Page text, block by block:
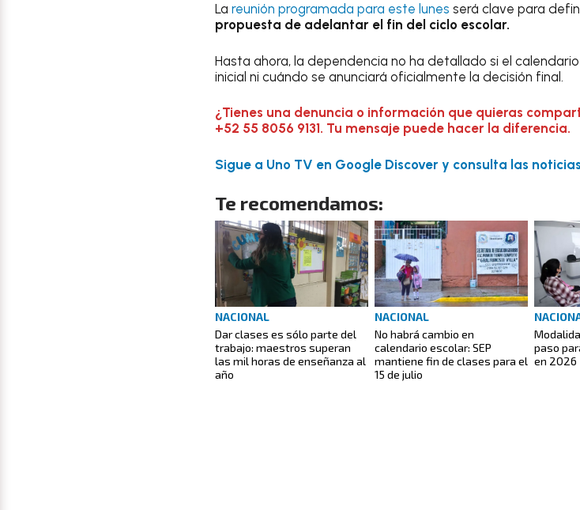
La reunión programada para este lunes será clave para
propuesta de adelantar el fin del ciclo escolar.
Hasta ahora, la dependencia no ha detallado si el
inicial ni cuándo se anunciará oficialmente la decisión final.
¿Tienes una denuncia o información que quieras
+52 55 8056 9131. Tu mensaje puede hacer la diferencia.
Sigue a Uno TV en Google Discover y consulta las
Te recomendamos:
NACIONAL
Dar clases es sólo parte del
trabajo: maestros superan
las mil horas de enseñanza al
año
NACIONAL
No habrá cambio en
calendario escolar: SEP
mantiene fin de clases para el
15 de julio
paso
en 2026